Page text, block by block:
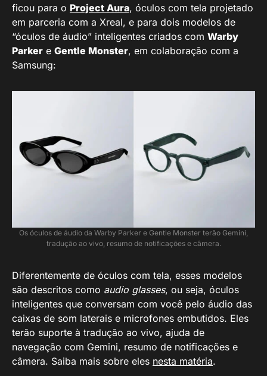
ficou para o Project Aura, óculos com tela projetado
em parceria com a Xreal, e para dois modelos de
“óculos de áudio” inteligentes criados com Warby
Parker e Gentle Monster, em colaboração com a
Samsung:
Os óculos de áudio da Warby Parker e Gentle Monster terão Gemini,
tradução ao vivo, resumo de notificações e câmera.
Diferentemente de óculos com tela, esses modelos
são descritos como audio glasses, ou seja, óculos
inteligentes que conversam com você pelo áudio das
caixas de som laterais e microfones embutidos. Eles
terão suporte à tradução ao vivo, ajuda de
navegação com Gemini, resumo de notificações e
câmera. Saiba mais sobre eles nesta matéria.